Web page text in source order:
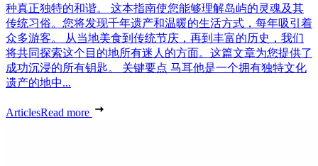
种真正独特的和谐。 这本指南使您能够理解岛屿的灵魂及其
传统习俗。您将发现千年遗产和温暖的生活方式，每年吸引着
众多游客。 从当地美食到传统节庆，再到丰富的历史，我们
将共同探索这个目的地所有迷人的方面。这篇文章为您提供了
成功沉浸的所有钥匙。 关键要点 马耳他是一个拥有独特文化
遗产的地中...
ArticlesRead more